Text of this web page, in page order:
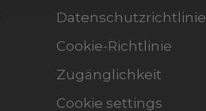
Datenschutzrichtlinie
Cookie-Richtlinie
Zugänglichkeit
Cookie settings